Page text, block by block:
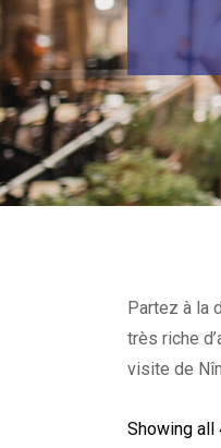
Partez à la
très riche
visite de
Showing all